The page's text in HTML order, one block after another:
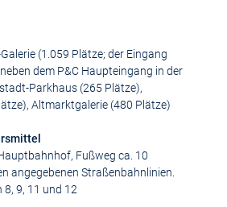
(1.059 Plätze; der Eingang
dem P&C Haupteingang in der
Parkhaus (265 Plätze),
Altmarktgalerie (480 Plätze)
Fußweg ca. 10
angegebenen Straßenbahnlinien.
8, 9, 11 und 12